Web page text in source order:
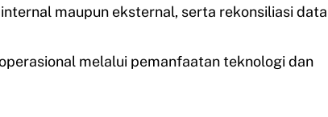
maupun eksternal, serta rekonsiliasi data
melalui pemanfaatan teknologi dan